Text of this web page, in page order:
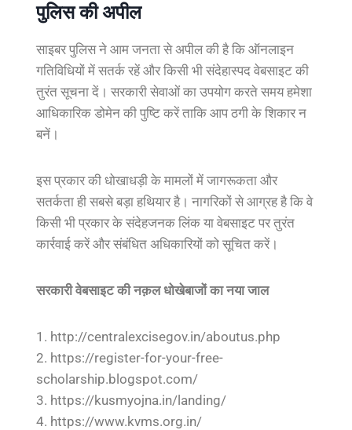
पुलिस की अपील
साइबर पुलिस ने आम जनता से अपील की है कि ऑनलाइन
गतिविधियों में सतर्क रहें और किसी भी संदेहास्पद वेबसाइट की
तुरंत सूचना दें। सरकारी सेवाओं का उपयोग करते समय हमेशा
आधिकारिक डोमेन की पुष्टि करें ताकि आप ठगी के शिकार न
बनें।
इस प्रकार की धोखाधड़ी के मामलों में जागरूकता और
सतर्कता ही सबसे बड़ा हथियार है। नागरिकों से आग्रह है कि वे
किसी भी प्रकार के संदेहजनक लिंक या वेबसाइट पर तुरंत
कार्रवाई करें और संबंधित अधिकारियों को सूचित करें।
सरकारी वेबसाइट की नक़ल धोखेबाजों का नया जाल
1. http://centralexcisegov.in/aboutus.php
2. https://register-for-your-free-
scholarship.blogspot.com/
3. https://kusmyojna.in/landing/
4. https://www.kvms.org.in/